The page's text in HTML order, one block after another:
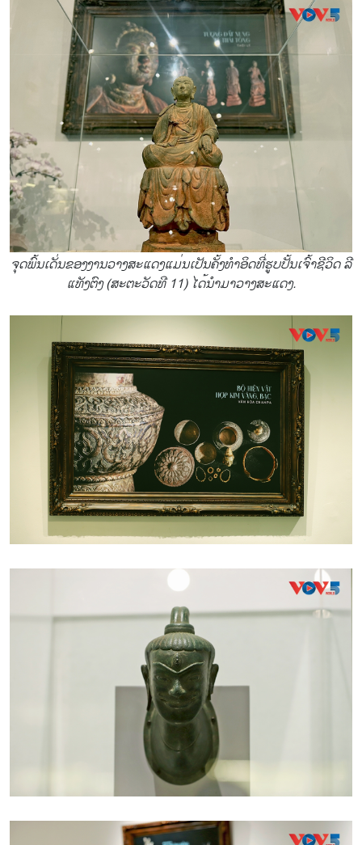
ຈຸດພົ້ນເດັ່ນຂອງງານວາງສະແດງແມ່ນເປັນຄັ້ງທຳອິດທີ່ຮູບປັ້ນເຈົ້າຊີວິດ ລີ
ແທັງຕົງ (ສະຕະວັດທີ 11) ໄດ້ນຳມາວາງສະແດງ.